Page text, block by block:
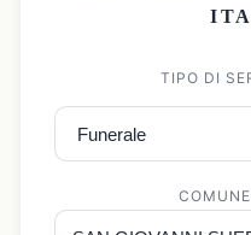
TIPO DI